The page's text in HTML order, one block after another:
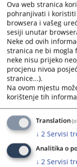
Ova web stranica
pohranjivati i
browsera i vašeg
sesiji unutar
Neke od ovih
stranica ne bi mogla
neke nisu prijeko
procjenu nivoa
stranice...).
Na ovom mjestu
korištenje tih
Translation
↓ 2 Servisi
Analitika o
↓ 2 Servisi